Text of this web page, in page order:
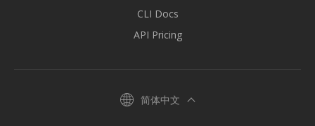
CLI Docs
API Pricing
简体中文